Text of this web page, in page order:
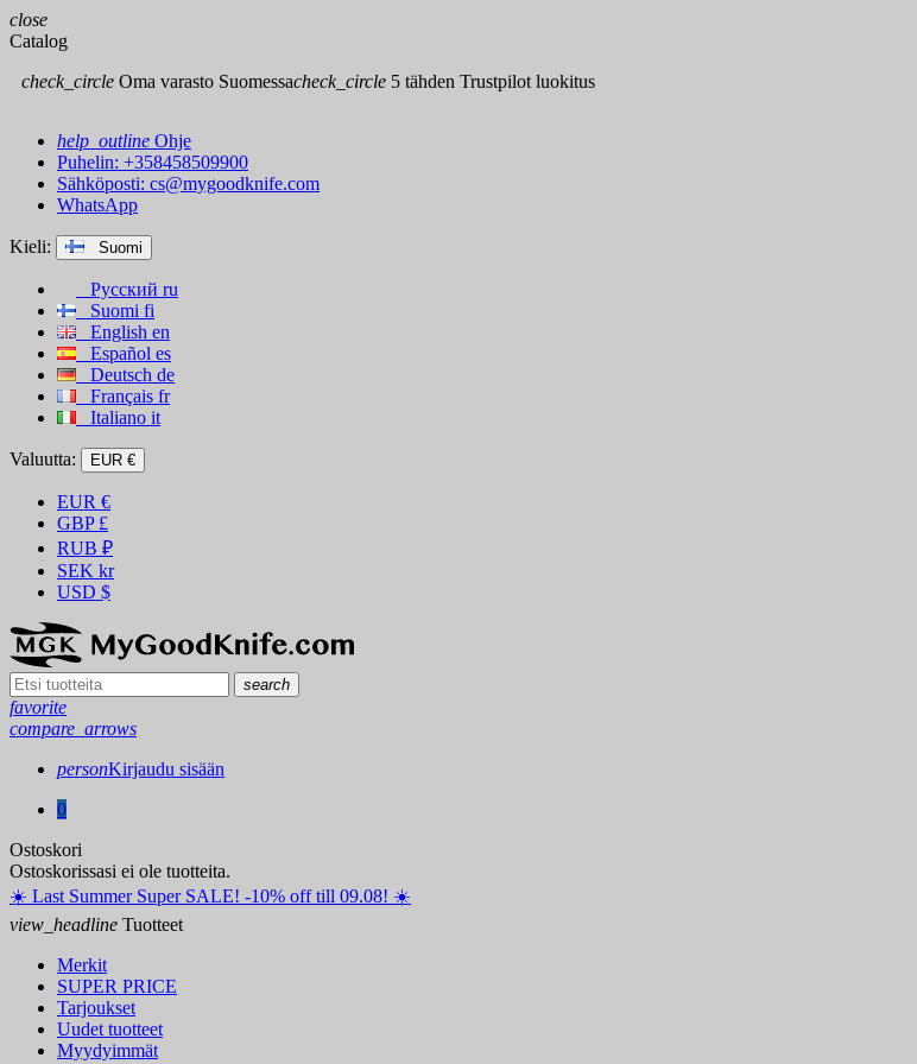
close
Catalog
check_circle Oma varasto Suomessacheck_circle 5 tähden Trustpilot luokitus
help_outline Ohje
Puhelin: +358458509900
Sähköposti: cs@mygoodknife.com
WhatsApp
Kieli: Suomi
Русский ru
Suomi fi
English en
Español es
Deutsch de
Français fr
Italiano it
Valuutta: EUR €
EUR €
GBP £
RUB ₽
SEK kr
USD $
search
favorite
compare_arrows
personKirjaudu sisään
0
Ostoskori
Ostoskorissasi ei ole tuotteita.
☀️ ️Last Summer Super SALE! -10% off till 09.08! ☀️
view_headline Tuotteet
Merkit
SUPER PRICE
Tarjoukset
Uudet tuotteet
Myydyimmät